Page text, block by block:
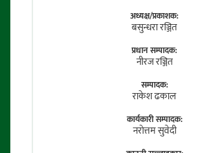
अध्यक्ष/प्रकाशक:
बसुन्धरा रञ्जित
प्रधान सम्पादक:
नीरज रञ्जित
सम्पादक:
राकेश ढकाल
कार्यकारी सम्पादक:
नराेत्तम सुवेदी